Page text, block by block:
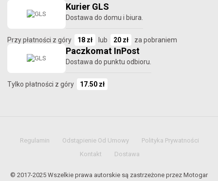
Kurier GLS
Dostawa do domu i biura.
Przy płatności z góry 18 zł lub 20 zł za pobraniem
Paczkomat InPost
Dostawa do punktu odbioru.
Tylko płatności z góry 17.50 zł
Regulamin Odstąpienie Od Umowy
Polityka Prywatności
Kontakt
Dostawa
© 2017-2025 Wszelkie prawa autorskie są zastrzeżone przez Motogar